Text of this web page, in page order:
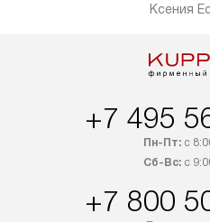
покупателю в течение трех
и другие регионы
через транспортную
компания бесплатно
заказ до
транспортной компании в
доставки у менеджера при
Ксения
+7 495
Пн-Пт:с
Сб-Вс:с
+7 800